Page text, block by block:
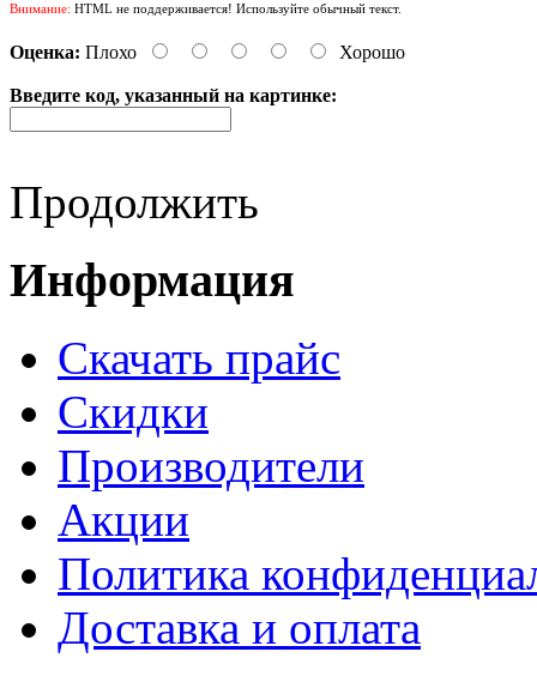
Внимание: HTML не поддерживается! Используйте обычный текст.
Оценка: Плохо Хорошо
Введите код, указанный на картинке:
Продолжить
Информация
Cкачать прайс
Скидки
Производители
Акции
Политика
Доставка и оплата